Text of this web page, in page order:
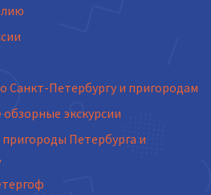
Санкт-Петербургу и пригородам
экскурсии
пригороды Петербурга и